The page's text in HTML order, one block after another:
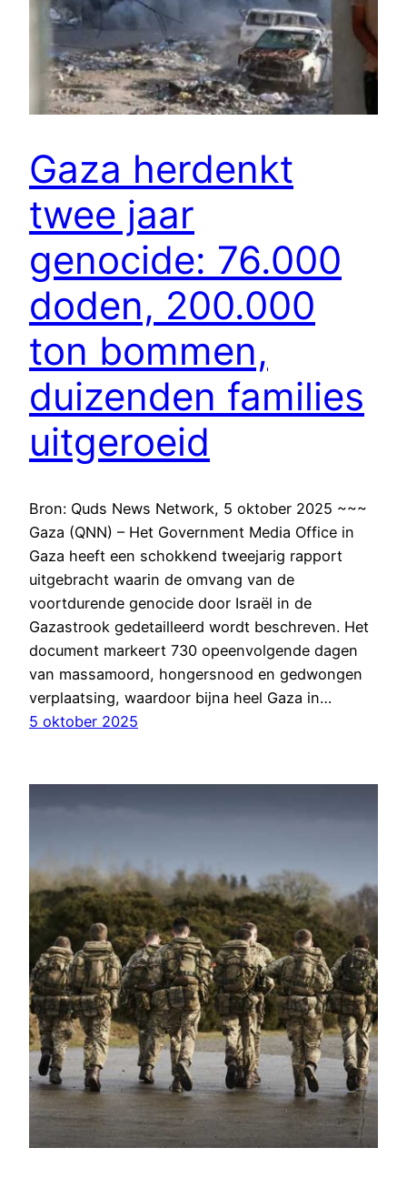
Gaza herdenkt
twee jaar
genocide: 76.000
doden, 200.000
ton bommen,
duizenden families
uitgeroeid
Bron: Quds News Network, 5 oktober 2025 ~~~
Gaza (QNN) – Het Government Media Office in
Gaza heeft een schokkend tweejarig rapport
uitgebracht waarin de omvang van de
voortdurende genocide door Israël in de
Gazastrook gedetailleerd wordt beschreven. Het
document markeert 730 opeenvolgende dagen
van massamoord, hongersnood en gedwongen
verplaatsing, waardoor bijna heel Gaza in…
5 oktober 2025